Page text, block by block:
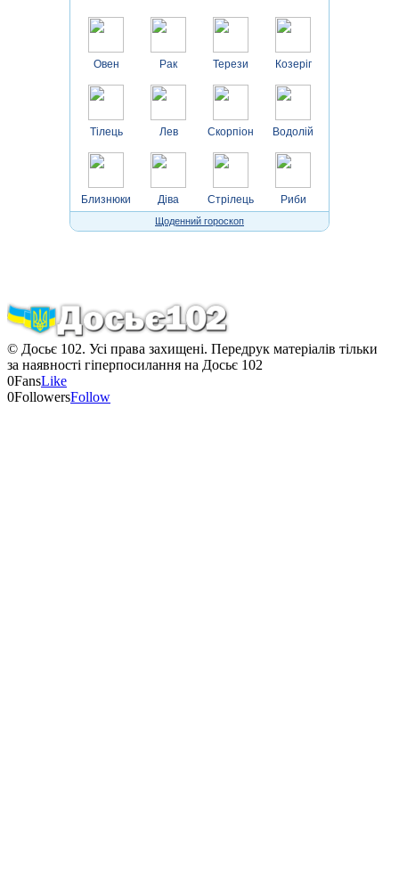
Овен
Тілець
Близнюки
Рак
Лев
Діва
Терези
Скорпіон
Стрілець
Козеріг
Водолій
Риби
Щоденний гороскоп
© Досьє 102. Усі права захищені. Передрук матеріалів тільки
за наявності гіперпосилання на Досьє 102
0FansLike
0FollowersFollow